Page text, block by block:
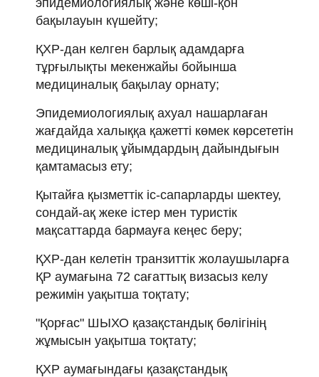
бақылауын күшейту;
ҚХР-дан келген барлық адамдарға
тұрғылықты мекенжайы бойынша
медициналық бақылау орнату;
Эпидемиологиялық ахуал нашарлаған
жағдайда халыққа қажетті көмек көрсететін
медициналық ұйымдардың дайындығын
қамтамасыз ету;
Қытайға қызметтік іс-сапарларды шектеу,
сондай-ақ жеке істер мен туристік
мақсаттарда бармауға кеңес беру;
ҚХР-дан келетін транзиттік жолаушыларға
ҚР аумағына 72 сағаттық визасыз келу
режимін уақытша тоқтату;
"Қорғас" ШЫХО қазақстандық бөлігінің
жұмысын уақытша тоқтату;
ҚХР аумағындағы қазақстандық